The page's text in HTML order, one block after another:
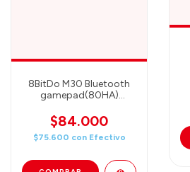
8BitDo M30 Bluetooth
gamepad(80HA)
$84.000
$75.600 con Efectivo